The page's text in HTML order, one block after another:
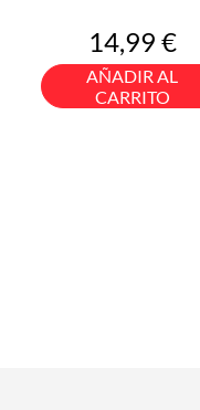
Precio
14,99 €
AÑADIR AL
CARRITO